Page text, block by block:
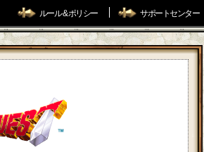
ルール & ポリシー サポートセンター